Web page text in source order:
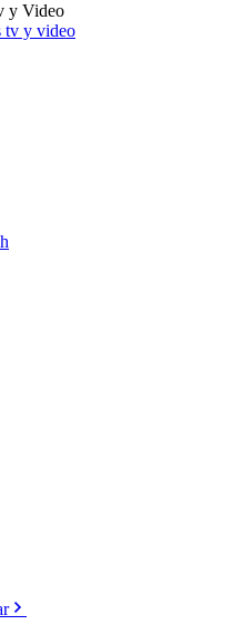
y Video
tv y video